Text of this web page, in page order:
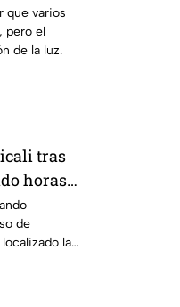
que varios
pero el
de la luz.
tras
horas
de
la